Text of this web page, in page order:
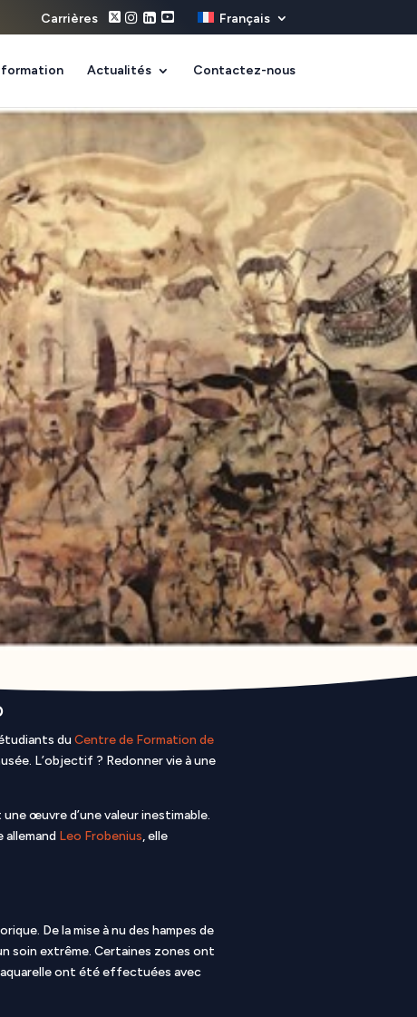
Carrières Français
Actualités Contactez-nous
du Centre de Formation de
L’objectif ? Redonner vie à une
œuvre d’une valeur inestimable.
Leo Frobenius, elle
De la mise à nu des hampes de
soin extrême. Certaines zones ont
ont été effectuées avec